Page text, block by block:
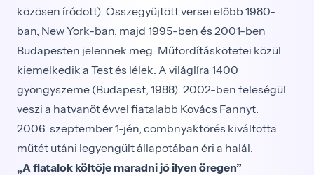
közösen íródott). Összegyűjtött versei előbb 1980-
ban, New York-ban, majd 1995-ben és 2001-ben
Budapesten jelennek meg. Műfordításkötetei közül
kiemelkedik a Test és lélek. A világlíra 1400
gyöngyszeme (Budapest, 1988). 2002-ben feleségül
veszi a hatvanöt évvel fiatalabb Kovács Fannyt.
2006. szeptember 1-jén, combnyaktörés kiváltotta
műtét utáni legyengült állapotában éri a halál.
„A fiatalok költője maradni jó ilyen öregen”